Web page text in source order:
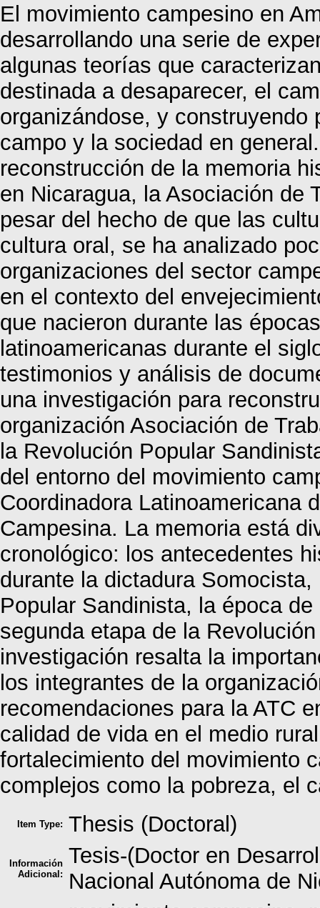
El movimiento campesino en
desarrollando una serie de
algunas teorías que
destinada a desaparecer, el
organizándose, y construyendo
campo y la sociedad en
reconstrucción de la memoria
en Nicaragua, la Asociación de
pesar del hecho de que las
cultura oral, se ha analizado
organizaciones del sector
en el contexto del
que nacieron durante las
latinoamericanas durante el
testimonios y análisis de
una investigación para
organización Asociación de
la Revolución Popular
del entorno del movimiento
Coordinadora Latinoamericana
Campesina. La memoria está
cronológico: los antecedentes
durante la dictadura
Popular Sandinista, la época
segunda etapa de la
investigación resalta la
los integrantes de la
recomendaciones para la ATC
calidad de vida en el medio
fortalecimiento del movimiento
complejos como la pobreza, el
Item Type: Thesis (Doctoral)
Información
Adicional:
Tesis-(Doctor en
Nacional Autónoma de